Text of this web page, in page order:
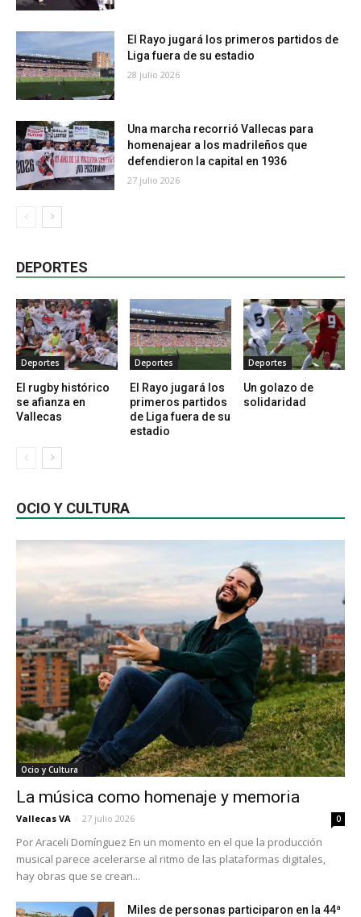
El Rayo jugará los primeros partidos de
Liga fuera de su estadio
28 julio 2026
Una marcha recorrió Vallecas para
homenajear a los madrileños que
defendieron la capital en 1936
27 julio 2026
DEPORTES
Deportes
El rugby histórico
se afianza en
Vallecas
Deportes
El Rayo jugará los
primeros partidos
de Liga fuera de su
estadio
Deportes
Un golazo de
solidaridad
OCIO Y CULTURA
Ocio y Cultura
La música como homenaje y memoria
Vallecas VA - 27 julio 2026 0
Por Araceli Domínguez En un momento en el que la producción
musical parece acelerarse al ritmo de las plataformas digitales,
hay obras que se crean...
Miles de personas participaron en la 44ª